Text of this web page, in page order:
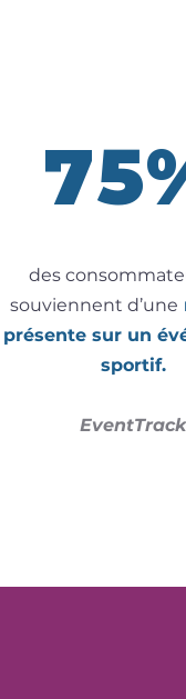
des
souviennent d’une
présente sur un
sportif.
EventTrack